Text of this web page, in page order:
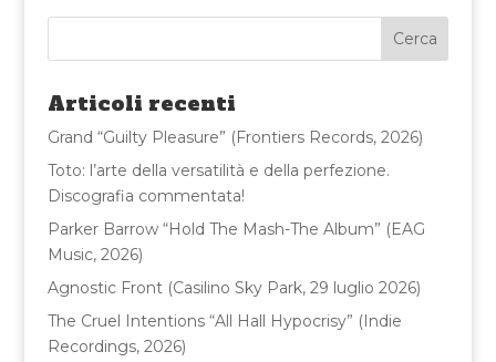
e
b
o
o
k
te
r
l
di
vi
di
Articoli recenti
Grand “Guilty Pleasure” (Frontiers Records, 2026)
Toto: l’arte della versatilità e della perfezione.
Discografia commentata!
Parker Barrow “Hold The Mash-The Album” (EAG
Music, 2026)
Agnostic Front (Casilino Sky Park, 29 luglio 2026)
The Cruel Intentions “All Hall Hypocrisy” (Indie
Recordings, 2026)